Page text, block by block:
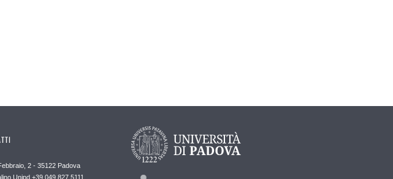
2 - 35122 Padova
Unipd +39 049 827 5111